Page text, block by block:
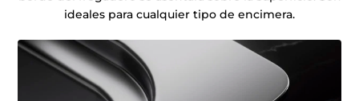
ideales para cualquier tipo de encimera.